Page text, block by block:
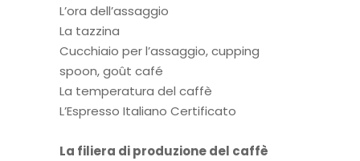
L’ora dell’assaggio
La tazzina
Cucchiaio per l’assaggio, cupping
spoon, goût café
La temperatura del caffè
L’Espresso Italiano Certificato
La filiera di produzione del caffè